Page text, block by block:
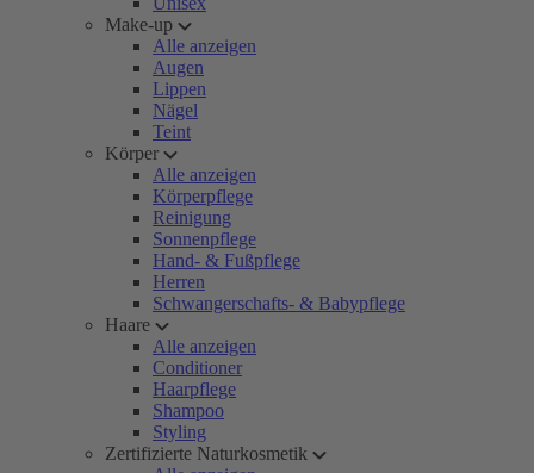
Make-up
Alle anzeigen
Augen
Lippen
Nägel
Teint
Körper
Alle anzeigen
Körperpflege
Reinigung
Sonnenpflege
Hand- & Fußpflege
Herren
Schwangerschafts- & Babypflege
Haare
Alle anzeigen
Conditioner
Haarpflege
Shampoo
Styling
Zertifizierte Naturkosmetik